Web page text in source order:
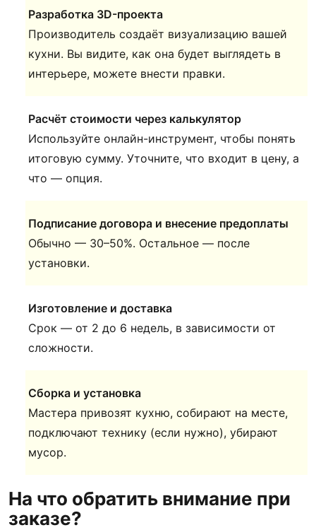
Разработка 3D-проекта
Производитель создаёт визуализацию вашей
кухни. Вы видите, как она будет выглядеть в
интерьере, можете внести правки.
Расчёт стоимости через калькулятор
Используйте онлайн-инструмент, чтобы понять
итоговую сумму. Уточните, что входит в цену, а
что — опция.
Подписание договора и внесение предоплаты
Обычно — 30–50%. Остальное — после
установки.
Изготовление и доставка
Срок — от 2 до 6 недель, в зависимости от
сложности.
Сборка и установка
Мастера привозят кухню, собирают на месте,
подключают технику (если нужно), убирают
мусор.
На что обратить внимание при
заказе?